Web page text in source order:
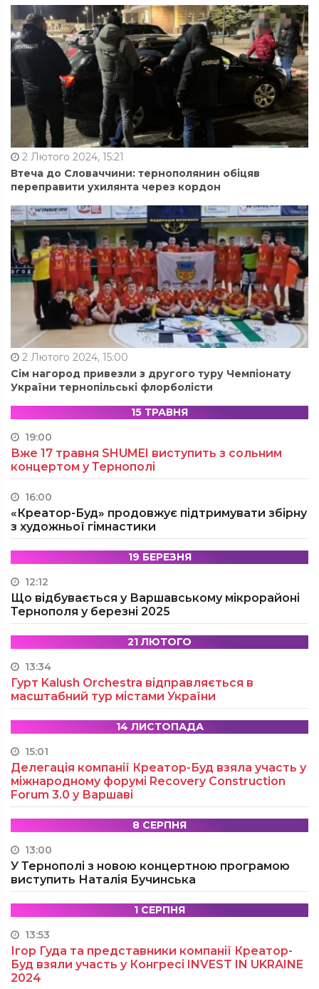
2 Лютого 2024, 15:21
Втеча до Словаччини: тернополянин обіцяв
переправити ухилянта через кордон
2 Лютого 2024, 15:00
Сім нагород привезли з другого туру Чемпіонату
України тернопільські флорболісти
15 ТРАВНЯ
19:00
Вже 17 травня SHUMEI виступить з сольним
концертом у Тернополі
16:00
«Креатор-Буд» продовжує підтримувати збірну
з художньої гімнастики
19 БЕРЕЗНЯ
12:12
Що відбувається у Варшавському мікрорайоні
Тернополя у березні 2025
21 ЛЮТОГО
13:34
Гурт Kalush Orchestra відправляється в
масштабний тур містами України
14 ЛИСТОПАДА
15:01
Делегація компанії Креатор-Буд взяла участь у
міжнародному форумі Recovery Construction
Forum 3.0 у Варшаві
8 СЕРПНЯ
13:00
У Тернополі з новою концертною програмою
виступить Наталія Бучинська
1 СЕРПНЯ
13:53
Ігор Гуда та представники компанії Креатор-
Буд взяли участь у Конгресі INVEST IN UKRAINE
2024